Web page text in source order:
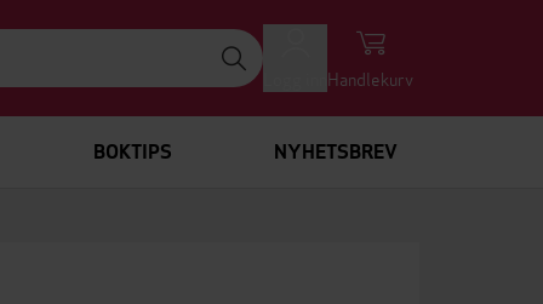
Handlekurv
BOKTIPS NYHETSBREV